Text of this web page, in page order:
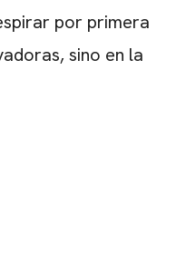
por primera
sino en la